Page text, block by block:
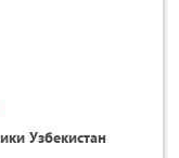
Узбекистан